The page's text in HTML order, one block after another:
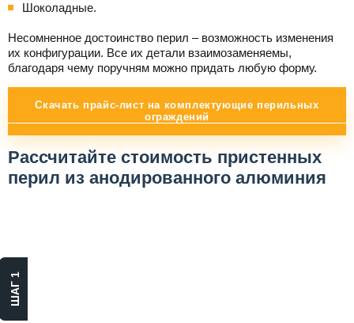
Шоколадные.
Несомненное достоинство перил – возможность изменения
их конфигурации. Все их детали взаимозаменяемы,
благодаря чему поручням можно придать любую форму.
Скачать прайс-лист на комплектующие перильных
ограждений
Рассчитайте стоимость пристенных
перил из анодированного алюминия
ШАГ 1